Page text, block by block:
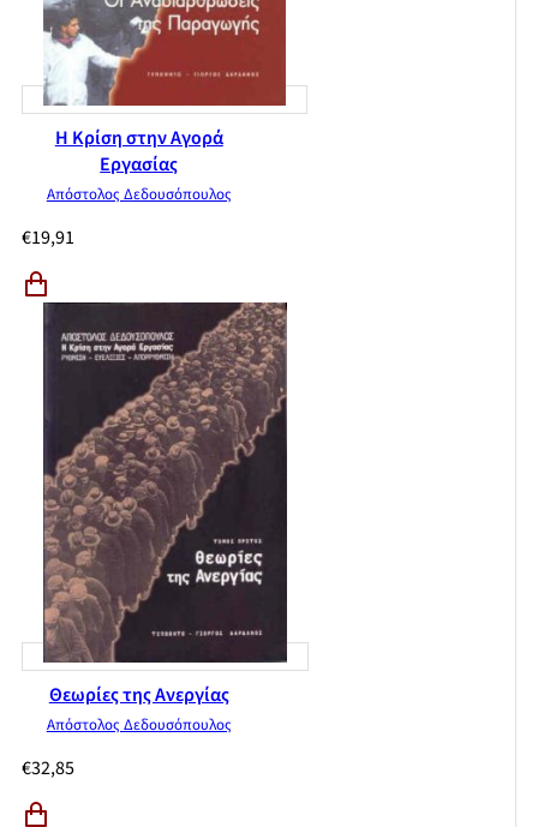
Η Κρίση στην Αγορά
Εργασίας
Απόστολος Δεδουσόπουλος
€19,91
Θεωρίες της Ανεργίας
Απόστολος Δεδουσόπουλος
€32,85